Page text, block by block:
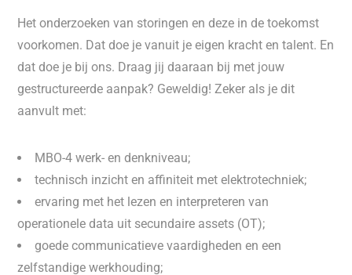
Het onderzoeken van storingen en deze in de toekomst
voorkomen. Dat doe je vanuit je eigen kracht en talent. En
dat doe je bij ons. Draag jij daaraan bij met jouw
gestructureerde aanpak? Geweldig! Zeker als je dit
aanvult met:
MBO-4 werk- en denkniveau;
technisch inzicht en affiniteit met elektrotechniek;
ervaring met het lezen en interpreteren van
operationele data uit secundaire assets (OT);
goede communicatieve vaardigheden en een
zelfstandige werkhouding;